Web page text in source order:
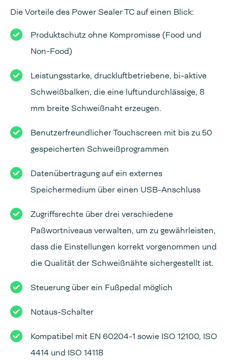
Die Vorteile des Power Sealer TC auf einen Blick:
Produktschutz ohne Kompromisse (Food und
Non-Food)
Leistungsstarke, druckluftbetriebene, bi-aktive
Schweißbalken, die eine luftundurchlässige, 8
mm breite Schweißnaht erzeugen.
Benutzerfreundlicher Touchscreen mit bis zu 50
gespeicherten Schweißprogrammen
Datenübertragung auf ein externes
Speichermedium über einen USB-Anschluss
Zugriffsrechte über drei verschiedene
Paßwortniveaus verwalten, um zu gewährleisten,
dass die Einstellungen korrekt vorgenommen und
die Qualität der Schweißnähte sichergestellt ist.
Steuerung über ein Fußpedal möglich
Notaus-Schalter
Kompatibel mit EN 60204-1 sowie ISO 12100, ISO
4414 und ISO 14118